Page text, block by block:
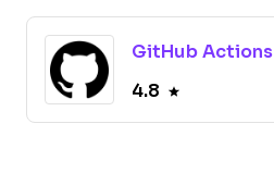
GitHub Actions
4.8